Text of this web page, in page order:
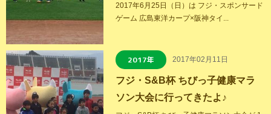
2017年6月25日（日）は フジ・スポンサード
ゲーム 広島東洋カープ×阪神タイ...
2017年 2017年02月11日
フジ・S&B杯 ちびっ子健康マラ
ソン大会に行ってきたよ♪